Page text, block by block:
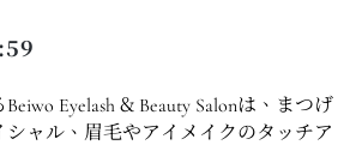
Eyelash & Beauty Salonは、まつげ
ャル、眉毛やアイメイクのタッチア